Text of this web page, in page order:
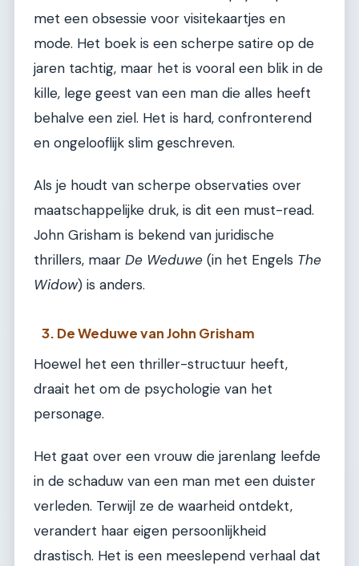
met een obsessie voor visitekaartjes en
mode. Het boek is een scherpe satire op de
jaren tachtig, maar het is vooral een blik in de
kille, lege geest van een man die alles heeft
behalve een ziel. Het is hard, confronterend
en ongelooflijk slim geschreven.
Als je houdt van scherpe observaties over
maatschappelijke druk, is dit een must-read.
John Grisham is bekend van juridische
thrillers, maar De Weduwe (in het Engels The
Widow) is anders.
3. De Weduwe van John Grisham
Hoewel het een thriller-structuur heeft,
draait het om de psychologie van het
personage.
Het gaat over een vrouw die jarenlang leefde
in de schaduw van een man met een duister
verleden. Terwijl ze de waarheid ontdekt,
verandert haar eigen persoonlijkheid
drastisch. Het is een meeslepend verhaal dat